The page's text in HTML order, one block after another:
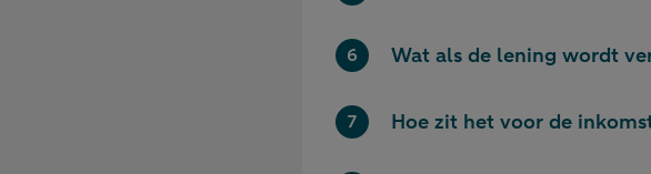
Wat als de lening wordt
Hoe zit het voor de